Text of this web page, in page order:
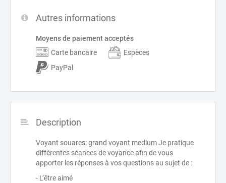
Autres informations
Moyens de paiement acceptés
Carte bancaire
Espèces
PayPal
Description
Voyant souares: grand voyant medium Je pratique
différentes séances de voyance afin de vous
apporter les réponses à vos questions au sujet de :
- L’être aimé